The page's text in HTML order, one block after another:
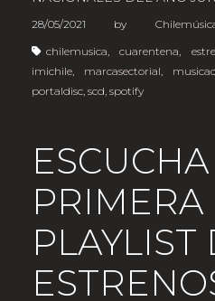
28/05/2021 by
chilemusica,cuarentena,
imichile, marcasectorial,
portaldisc, scd, spotify
PRIMERA
PLAYLIST